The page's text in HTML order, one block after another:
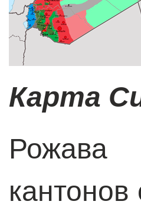
Карта
Рожава